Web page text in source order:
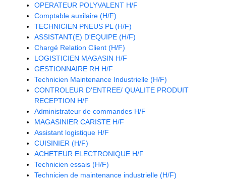
OPERATEUR POLYVALENT H/F
Comptable auxilaire (H/F)
TECHNICIEN PNEUS PL (H/F)
ASSISTANT(E) D'EQUIPE (H/F)
Chargé Relation Client (H/F)
LOGISTICIEN MAGASIN H/F
GESTIONNAIRE RH H/F
Technicien Maintenance Industrielle (H/F)
CONTROLEUR D'ENTREE/ QUALITE PRODUIT
RECEPTION H/F
Administrateur de commandes H/F
MAGASINIER CARISTE H/F
Assistant logistique H/F
CUISINIER (H/F)
ACHETEUR ELECTRONIQUE H/F
Technicien essais (H/F)
Technicien de maintenance industrielle (H/F)